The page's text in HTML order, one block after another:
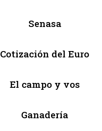
Senasa
Cotización del Euro
El campo y vos
Ganadería